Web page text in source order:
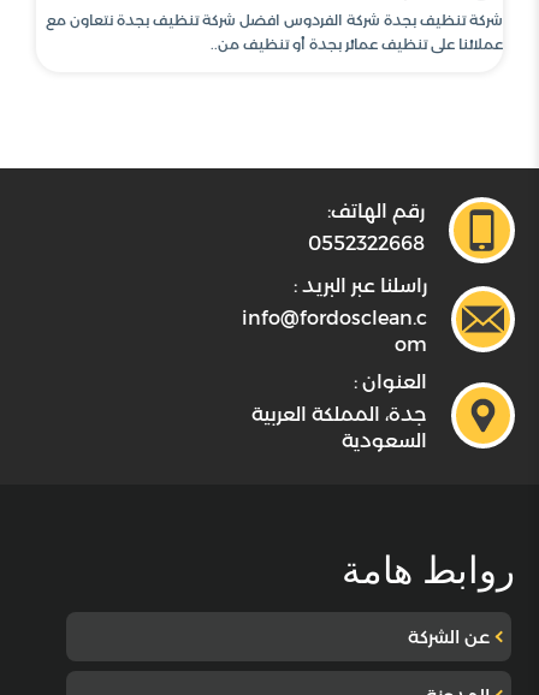
شركة تنظيف بجدة شركة الفردوس افضل شركة تنظيف بجدة نتعاون مع
عملائنا على تنظيف عمائر بجدة أو تنظيف من..
رقم الهاتف:
0552322668
راسلنا عبر البريد :
info@fordosclean.c
om
العنوان :
جدة، المملكة العربية
السعودية
روابط هامة
عن الشركة